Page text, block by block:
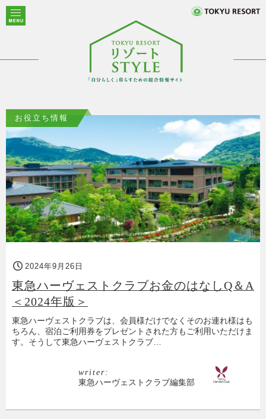
お役立ち情報
2024年9月26日
東急ハーヴェストクラブお金のはなしQ＆A
＜2024年版＞
東急ハーヴェストクラブは、会員様だけでなくそのお連れ様はも
ちろん、宿泊ご利用券をプレゼントされた方もご利用いただけま
す。そうして東急ハーヴェストクラブ…
writer:
東急ハーヴェストクラブ編集部